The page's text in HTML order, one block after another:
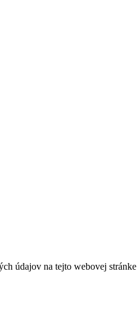
údajov na tejto webovej stránke